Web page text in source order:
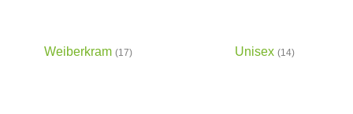
Weiberkram (17) Unisex (14)